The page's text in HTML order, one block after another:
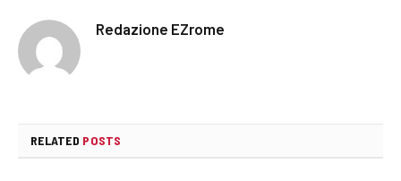
Redazione EZrome
RELATED POSTS